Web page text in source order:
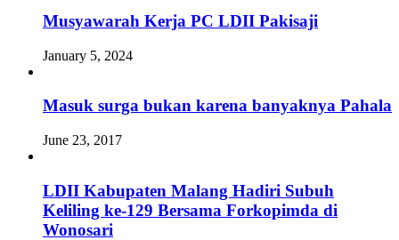
Musyawarah Kerja PC LDII Pakisaji
January 5, 2024
Masuk surga bukan karena banyaknya Pahala
June 23, 2017
LDII Kabupaten Malang Hadiri Subuh
Keliling ke-129 Bersama Forkopimda di
Wonosari